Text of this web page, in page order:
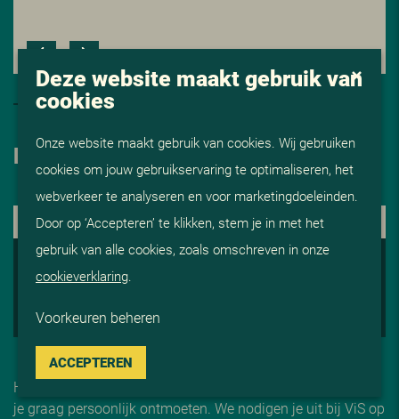
HOE NU VERDER
1. KENNISMAKING
2. ADVISERING EN AFSTEMMING
3. OP GESPREK
4. START BIJ ViS
Heeft jouw sollicitatie onze interesse gewekt, dan willen we
je graag persoonlijk ontmoeten. We nodigen je uit bij ViS op
Deze website maakt gebruik van
cookies
Onze website maakt gebruik van cookies. Wij gebruiken
cookies om jouw gebruikservaring te optimaliseren, het
webverkeer te analyseren en voor marketingdoeleinden.
Door op ‘Accepteren’ te klikken, stem je in met het
gebruik van alle cookies, zoals omschreven in onze
cookieverklaring
Voorkeuren beheren
ACCEPTEREN